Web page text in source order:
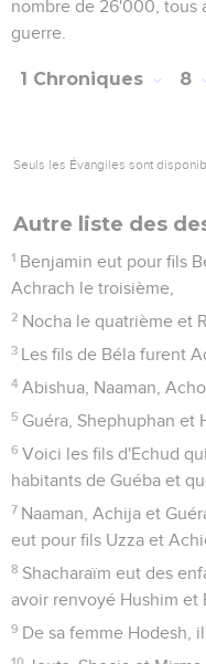
nombre de 26'000, tous
guerre.
1 Chroniques 8
Seuls les Évangiles sont
Autre liste des
1 Benjamin eut pour fils
Achrach le troisième,
2 Nocha le quatrième et
3 Les fils de Béla furent
4 Abishua, Naaman,
5 Guéra, Shephuphan et
6 Voici les fils d'Echud
habitants de Guéba et
7 Naaman, Achija et
eut pour fils Uzza et
8 Shacharaïm eut des
avoir renvoyé Hushim et
9 De sa femme Hodesh,
10